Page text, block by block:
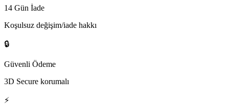
14 Gün İade
Koşulsuz değişim/iade hakkı
🔒
Güvenli Ödeme
3D Secure korumalı
⚡